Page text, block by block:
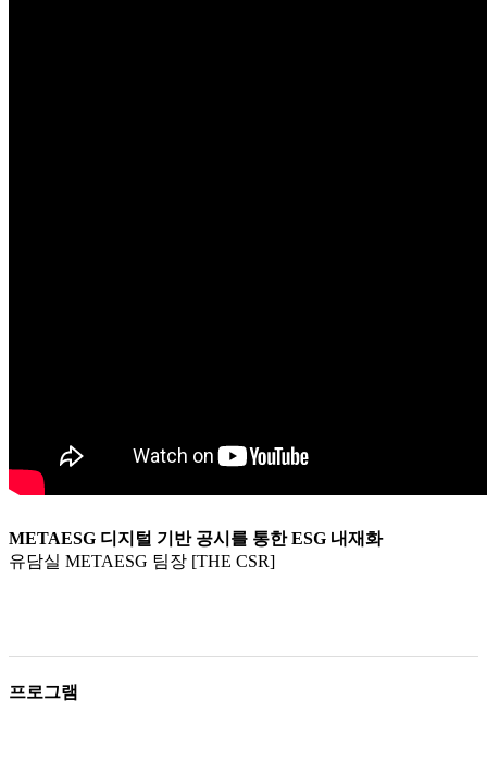
METAESG 디지털 기반 공시를 통한 ESG 내재화
유담실 METAESG 팀장 [THE CSR]
프로그램